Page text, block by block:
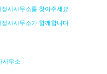
사사무소를 찾아주세요
사사무소가 함께합니다